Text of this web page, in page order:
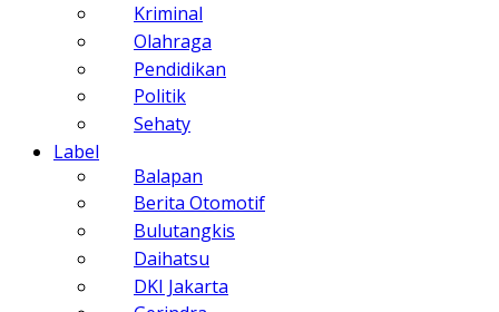
Kriminal
Olahraga
Pendidikan
Politik
Sehaty
Label
Balapan
Berita Otomotif
Bulutangkis
Daihatsu
DKI Jakarta